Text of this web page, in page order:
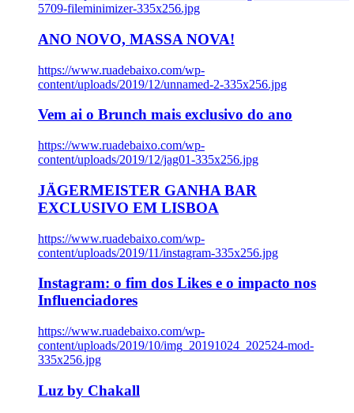
5709-fileminimizer-335x256.jpg
ANO NOVO, MASSA NOVA!
https://www.ruadebaixo.com/wp-
content/uploads/2019/12/unnamed-2-335x256.jpg
Vem ai o Brunch mais exclusivo do ano
https://www.ruadebaixo.com/wp-
content/uploads/2019/12/jag01-335x256.jpg
JÄGERMEISTER GANHA BAR
EXCLUSIVO EM LISBOA
https://www.ruadebaixo.com/wp-
content/uploads/2019/11/instagram-335x256.jpg
Instagram: o fim dos Likes e o impacto nos
Influenciadores
https://www.ruadebaixo.com/wp-
content/uploads/2019/10/img_20191024_202524-mod-
335x256.jpg
Luz by Chakall